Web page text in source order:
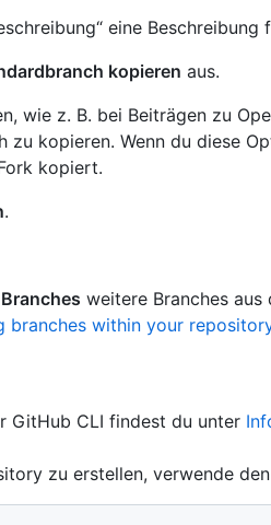
eine Beschreibung
kopieren aus.
wie z. B. bei Beiträgen zu
zu kopieren. Wenn du diese
kopiert.
.
Branches weitere Branches
branches within your
GitHub CLI findest du unter
zu erstellen, verwende